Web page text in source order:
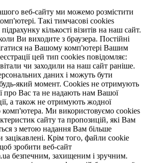
веб-сайту ми можемо розмістити
Такі тимчасові cookies
кількості візитів на наш сайт.
Ви виходите з браузера. Постійні
на Вашому комп'ютері Вашим
цей тип cookies повідомляє:
чи заходили на наш сайт раніше.
даних і можуть бути
який момент. Сookies не отримують
про Вас та не надають нам Вашої
а також не отримують жодної
комп'ютера. Ми використовуємо cookies
сайту та пропозицій, які Вам
з метою надання Вам більше
зацікавлені. Крім того, файли cookie
зробити веб-сайт
безпечним, захищеним і зручним.